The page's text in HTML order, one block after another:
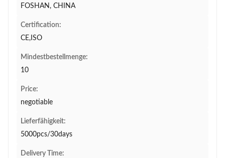
FOSHAN, CHINA
Certification:
CE,ISO
Mindestbestellmenge:
10
Price:
negotiable
Lieferfähigkeit:
5000pcs/30days
Delivery Time: